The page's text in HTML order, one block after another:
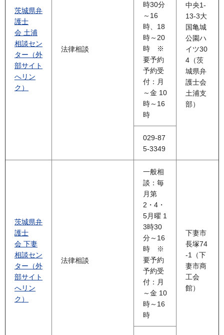
茨城県弁
護士
会 土浦
相談セン
ター（外
部サイト
へリン
ク）
法律相談
時30分
～16
時、18
時～20
時 ※
要予約
予約受
付：月
～金 10
時～16
時
中央1-
13-3大
国亀城
公園ハ
イツ30
4（茨
城県弁
護士会
土浦支
部）
029-87
5-3349
茨城県弁
護士
会 下妻
相談セン
ター（外
部サイト
へリン
ク）
法律相談
一般相
談：毎
月第
2・4・
5月曜 1
3時30
分～16
時 ※
要予約
予約受
付：月
～金 10
時～16
時
下妻市
長塚74
-1（下
妻市商
工会
館）